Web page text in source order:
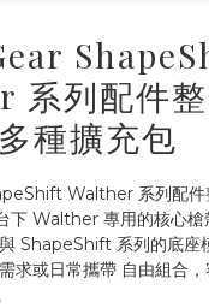
品資訊及數量恐不即時，
認現貨數量，以避免空
系列配件整
種擴充包
Walther 系列配件
Walther 專用的核心槍
ShapeShift 系列的底座
求或日常攜帶 自由組合